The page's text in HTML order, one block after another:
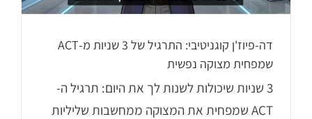
דה-פיוז'ן קוגניטיבי: התרגיל של 3 שניות מ-ACT
שמפחית מצוקה נפשית
3 שניות שיכולות לשנות לך את היום: תרגיל ה-
ACT שמפחית את המצוקה ממחשבות שליליות